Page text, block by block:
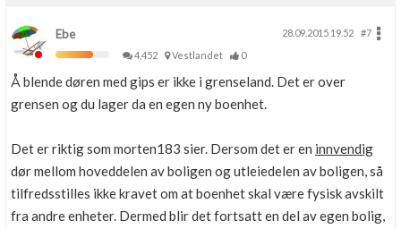
Ebe 28.09.2015 19.52
#7
4,452
Vestlandet 0
Å blende døren med gips er ikke i grenseland. Det er over
grensen og du lager da en egen ny boenhet.
Det er riktig som morten183 sier. Dersom det er en innvendig
dør mellom hoveddelen av boligen og utleiedelen av boligen, så
tilfredsstilles ikke kravet om at boenhet skal være fysisk avskilt
fra andre enheter. Dermed blir det fortsatt en del av egen bolig,